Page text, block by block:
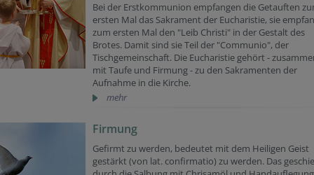
Bei der Erstkommunion empfangen die Getauften
ersten Mal das Sakrament der Eucharistie, sie
zum ersten Mal den "Leib Christi" in der Gestalt des
Brotes. Damit sind sie Teil der "Communio", der
Tischgemeinschaft. Die Eucharistie gehört -
mit Taufe und Firmung - zu den Sakramenten der
Aufnahme in die Kirche.
mehr
Firmung
Gefirmt zu werden, bedeutet mit dem Heiligen Geist
gestärkt (von lat. confirmatio) zu werden. Das